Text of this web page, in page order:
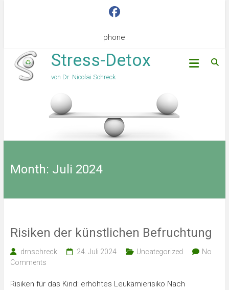
phone
Stress-Detox
von Dr. Nicolai Schreck
Month: Juli 2024
Risiken der künstlichen Befruchtung
drnschreck 24. Juli 2024 Uncategorized
No
Comments
Risiken für das Kind: erhöhtes Leukämierisiko Nach